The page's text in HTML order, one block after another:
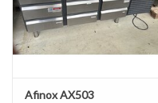
Afinox AX503